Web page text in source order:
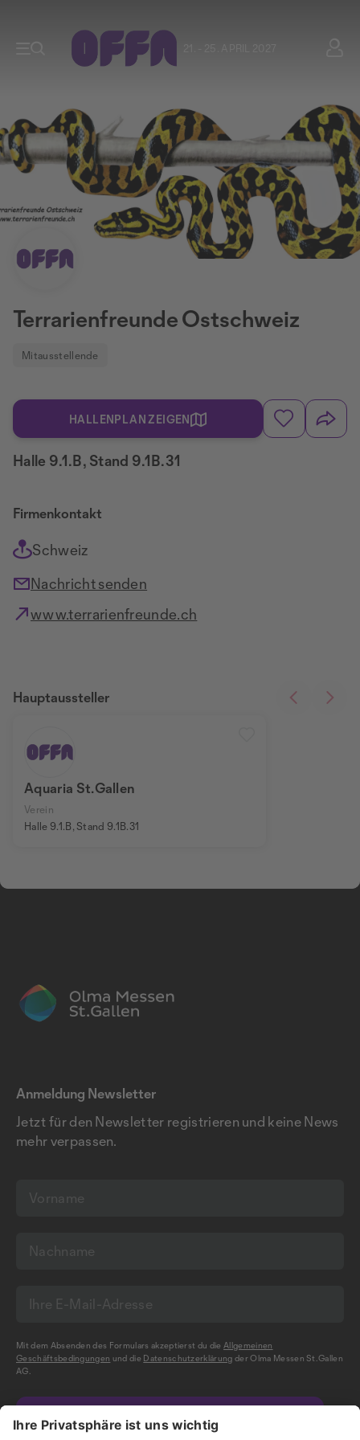
Terrarienfreunde Ostschweiz
Mitausstellende
HALLENPLAN ZEIGEN
Halle 9.1.B, Stand 9.1B.31
Firmenkontakt
Schweiz
Nachricht senden
www.terrarienfreunde.ch
Aquaria St.Gallen
Verein
Halle 9.1.B, Stand 9.1B.31
Hauptaussteller
Anmeldung Newsletter
Jetzt für den Newsletter registrieren und keine News
mehr verpassen.
Mit dem Absenden des Formulars akzeptierst du dieAllgemeinen
Geschäftsbedingungen und die Datenschutzerklärung der Olma Messen St.Gallen
AG.